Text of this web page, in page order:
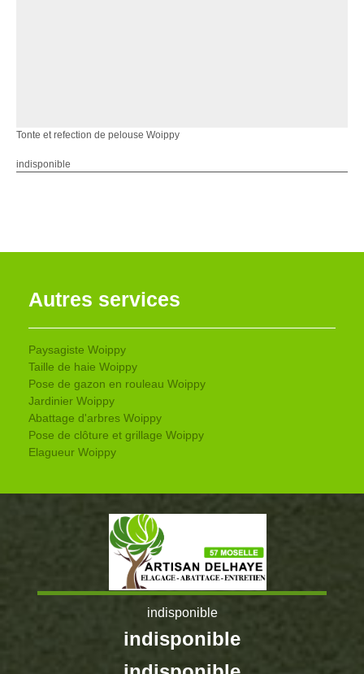
Tonte et refection de pelouse Woippy
indisponible
Autres services
Paysagiste Woippy
Taille de haie Woippy
Pose de gazon en rouleau Woippy
Jardinier Woippy
Abattage d'arbres Woippy
Pose de clôture et grillage Woippy
Elagueur Woippy
indisponible
indisponible